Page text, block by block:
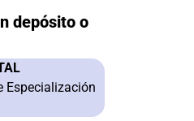
depósito o
Especialización